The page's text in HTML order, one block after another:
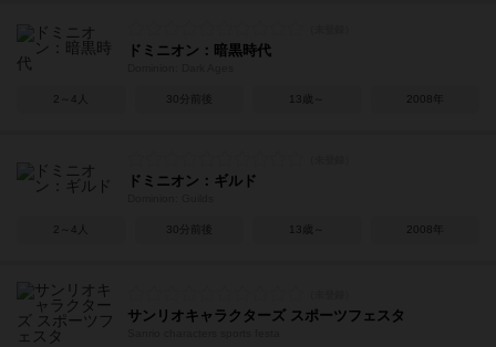
ドミニオン：暗黒時代
2～4人 30分前後 13歳～ 2008年
ドミニオン：ギルド
2～4人 30分前後 13歳～ 2008年
サンリオキャラクターズ スポーツフェスタ